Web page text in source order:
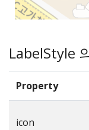
LabelStyle
Property
icon